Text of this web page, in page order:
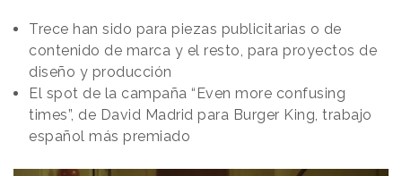
Trece han sido para piezas publicitarias o de
contenido de marca y el resto, para proyectos de
diseño y producción
El spot de la campaña “Even more confusing
times”, de David Madrid para Burger King, trabajo
español más premiado